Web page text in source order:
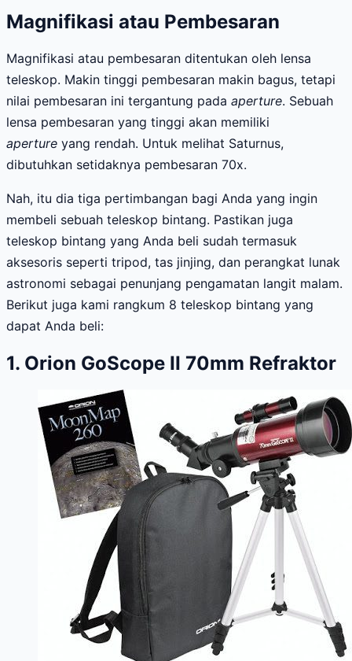
Magnifikasi atau Pembesaran
Magnifikasi atau pembesaran ditentukan oleh lensa
teleskop. Makin tinggi pembesaran makin bagus, tetapi
nilai pembesaran ini tergantung pada aperture. Sebuah
lensa pembesaran yang tinggi akan memiliki
aperture yang rendah. Untuk melihat Saturnus,
dibutuhkan setidaknya pembesaran 70x.
Nah, itu dia tiga pertimbangan bagi Anda yang ingin
membeli sebuah teleskop bintang. Pastikan juga
teleskop bintang yang Anda beli sudah termasuk
aksesoris seperti tripod, tas jinjing, dan perangkat lunak
astronomi sebagai penunjang pengamatan langit malam.
Berikut juga kami rangkum 8 teleskop bintang yang
dapat Anda beli:
1. Orion GoScope II 70mm Refraktor